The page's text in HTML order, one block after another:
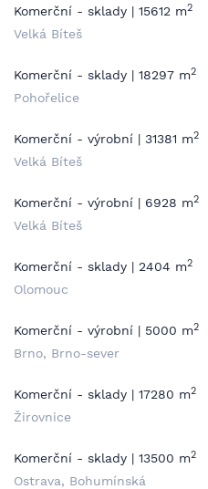
Komerční - sklady | 15612 m2
Velká Bíteš
Komerční - sklady | 18297 m2
Pohořelice
Komerční - výrobní | 31381 m2
Velká Bíteš
Komerční - výrobní | 6928 m2
Velká Bíteš
Komerční - sklady | 2404 m2
Olomouc
Komerční - výrobní | 5000 m2
Brno, Brno-sever
Komerční - sklady | 17280 m2
Žirovnice
Komerční - sklady | 13500 m2
Ostrava, Bohumínská